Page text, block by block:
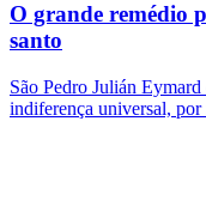
O grande remédio
santo
São Pedro Julián
indiferença universal,